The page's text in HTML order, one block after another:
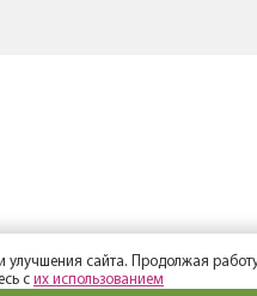
улучшения сайта. Продолжая
с их использованием